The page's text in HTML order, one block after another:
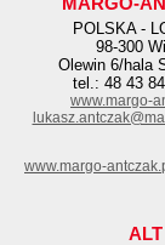
POLSKA -
98-300
Olewin 6/hala
tel.: 48 43
www.margo-
www.margo-
ALT